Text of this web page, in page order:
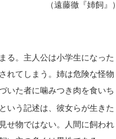
（遠藤徹『姉飼』）
る。主人公は小学生になった
れてしまう。姉は危険な怪物
いた者に噛みつき肉を食いち
いう記述は、彼女らが生きた
せ物ではない。人間に飼われ